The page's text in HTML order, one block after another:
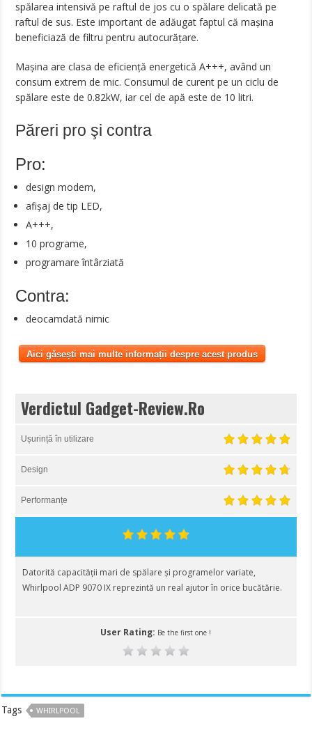
spălarea intensivă pe raftul de jos cu o spălare delicată pe
raftul de sus. Este important de adăugat faptul că mașina
beneficiază de filtru pentru autocurățare.
Mașina are clasa de eficiență energetică A+++, având un
consum extrem de mic. Consumul de curent pe un ciclu de
spălare este de 0.82kW, iar cel de apă este de 10 litri.
Păreri pro şi contra
Pro:
design modern,
afișaj de tip LED,
A+++,
10 programe,
programare întârziată
Contra:
deocamdată nimic
Aici găsești mai multe informații despre acest produs
Verdictul Gadget-Review.Ro
Ușurință în utilizare
Design
Performanțe
Datorită capacității mari de spălare și programelor variate,
Whirlpool ADP 9070 IX reprezintă un real ajutor în orice bucătărie.
User Rating: Be the first one !
Tags WHIRLPOOL